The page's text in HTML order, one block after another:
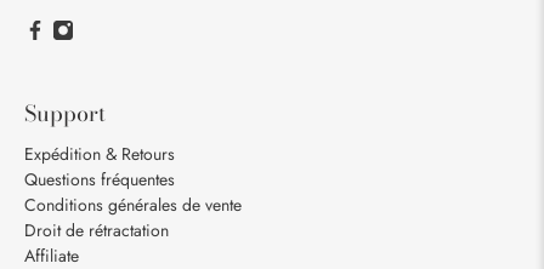
Support
Expédition & Retours
Questions fréquentes
Conditions générales de vente
Droit de rétractation
Affiliate